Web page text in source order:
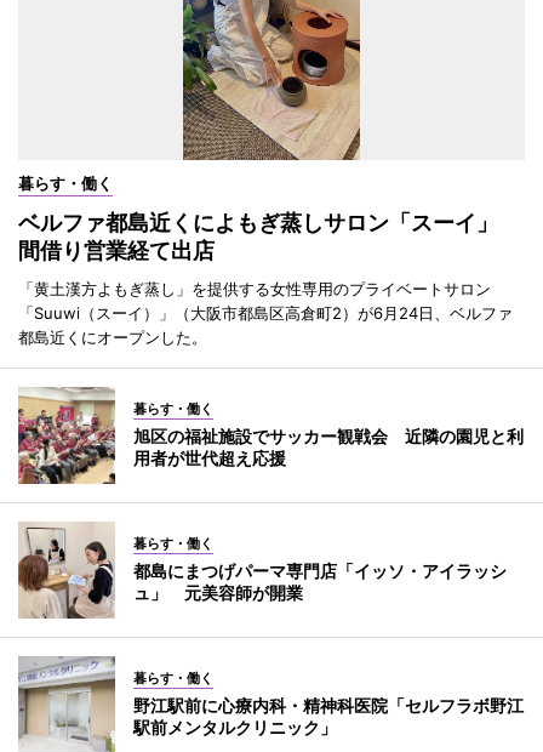
暮らす・働く
ベルファ都島近くによもぎ蒸しサロン「スーイ」
間借り営業経て出店
「黄土漢方よもぎ蒸し」を提供する女性専用のプライベートサロン
「Suuwi（スーイ）」（大阪市都島区高倉町2）が6月24日、ベルファ
都島近くにオープンした。
暮らす・働く
旭区の福祉施設でサッカー観戦会 近隣の園児と利
用者が世代超え応援
暮らす・働く
都島にまつげパーマ専門店「イッソ・アイラッシ
ュ」 元美容師が開業
暮らす・働く
野江駅前に心療内科・精神科医院「セルフラボ野江
駅前メンタルクリニック」